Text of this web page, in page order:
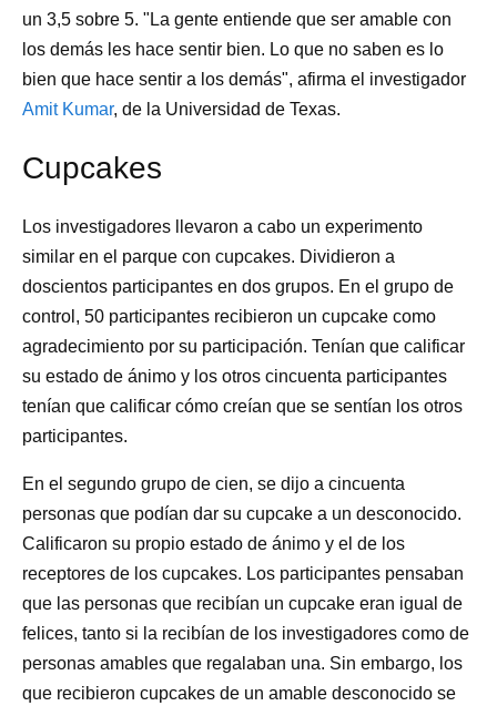
un 3,5 sobre 5. "La gente entiende que ser amable con
los demás les hace sentir bien. Lo que no saben es lo
bien que hace sentir a los demás", afirma el investigador
Amit Kumar, de la Universidad de Texas.
Cupcakes
Los investigadores llevaron a cabo un experimento
similar en el parque con cupcakes. Dividieron a
doscientos participantes en dos grupos. En el grupo de
control, 50 participantes recibieron un cupcake como
agradecimiento por su participación. Tenían que calificar
su estado de ánimo y los otros cincuenta participantes
tenían que calificar cómo creían que se sentían los otros
participantes.
En el segundo grupo de cien, se dijo a cincuenta
personas que podían dar su cupcake a un desconocido.
Calificaron su propio estado de ánimo y el de los
receptores de los cupcakes. Los participantes pensaban
que las personas que recibían un cupcake eran igual de
felices, tanto si la recibían de los investigadores como de
personas amables que regalaban una. Sin embargo, los
que recibieron cupcakes de un amable desconocido se